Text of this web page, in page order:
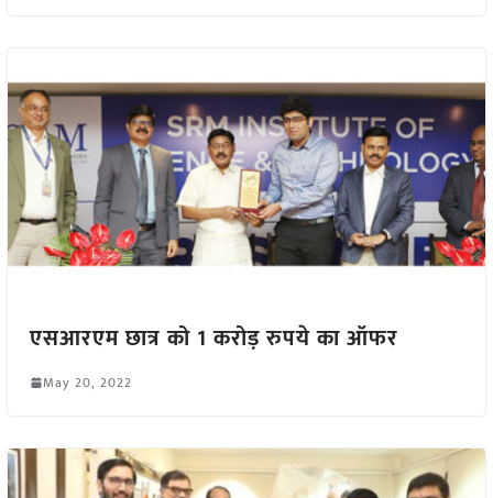
एसआरएम छात्र को 1 करोड़ रुपये का ऑफर
May 20, 2022